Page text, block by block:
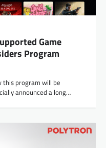
Game
Program
this program will be
announced a long…